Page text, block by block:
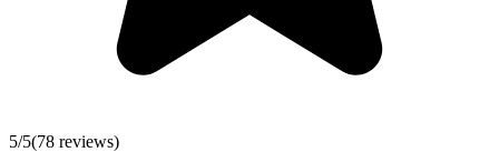
5/5(78 reviews)